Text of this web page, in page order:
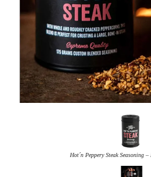
Hot´n Peppery Steak Seasoning –